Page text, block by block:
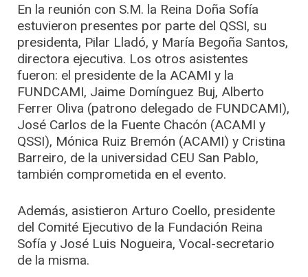
En la reunión con S.M. la Reina Doña Sofía
estuvieron presentes por parte del QSSI, su
presidenta, Pilar Lladó, y María Begoña Santos,
directora ejecutiva. Los otros asistentes
fueron: el presidente de la ACAMI y la
FUNDCAMI, Jaime Domínguez Buj, Alberto
Ferrer Oliva (patrono delegado de FUNDCAMI),
José Carlos de la Fuente Chacón (ACAMI y
QSSI), Mónica Ruiz Bremón (ACAMI) y Cristina
Barreiro, de la universidad CEU San Pablo,
también comprometida en el evento.
Además, asistieron Arturo Coello, presidente
del Comité Ejecutivo de la Fundación Reina
Sofía y José Luis Nogueira, Vocal-secretario
de la misma.